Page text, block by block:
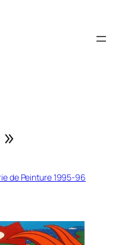
de Peinture 1995-96